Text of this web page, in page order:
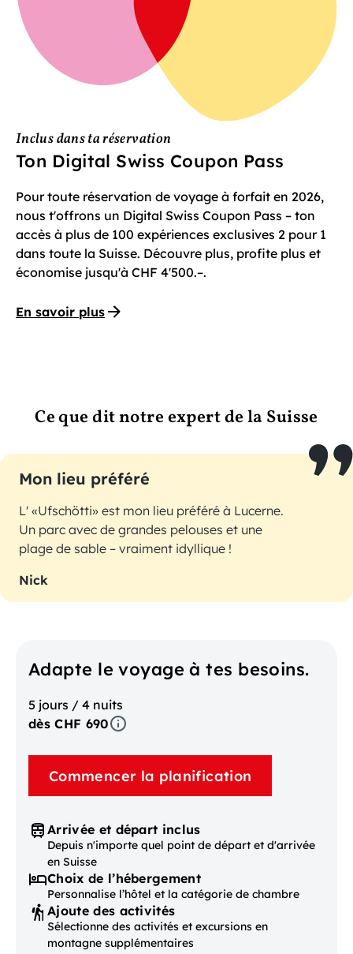
Inclus dans ta réservation
Ton Digital Swiss Coupon Pass
Pour toute réservation de voyage à forfait en 2026,
nous t'offrons un Digital Swiss Coupon Pass – ton
accès à plus de 100 expériences exclusives 2 pour 1
dans toute la Suisse. Découvre plus, profite plus et
économise jusqu'à CHF 4'500.–.
En savoir plus
Ce que dit notre expert de la Suisse
Mon lieu préféré
L' «Ufschötti» est mon lieu préféré à Lucerne.
Un parc avec de grandes pelouses et une
plage de sable – vraiment idyllique !
Nick
Adapte le voyage à tes besoins.
5 jours / 4 nuits
dès CHF 690
Commencer la planification
Arrivée et départ inclus
Depuis n'importe quel point de départ et d'arrivée
en Suisse
Choix de l’hébergement
Personnalise l’hôtel et la catégorie de chambre
Ajoute des activités
Sélectionne des activités et excursions en
montagne supplémentaires